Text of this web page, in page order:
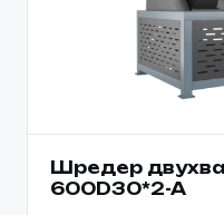
Шредер
600D30*2-A